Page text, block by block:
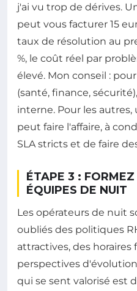
j'ai vu trop de dérives.
peut vous facturer 15
taux de résolution au
%, le coût réel par
élevé. Mon conseil :
(santé, finance,
interne. Pour les
peut faire l'affaire, à
SLA stricts et de faire
ÉTAPE 3 :
ÉQUIPES DE NUIT
Les opérateurs de nuit
oubliés des politiques
attractives, des horaires
perspectives
qui se sent valorisé est